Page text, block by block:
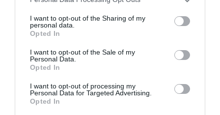
I want to opt-out of the Sharing of my
personal data.
Opted In
I want to opt-out of the Sale of my
Personal Data.
Opted In
I want to opt-out of processing my
Personal Data for Targeted Advertising.
Opted In
Εθνική Λυρική
Σκηνή: Ανακοίνωση
ακρόασης για την
κάλυψη θέσης
μουσικού στα
Βιολοντσέλα
Αρχαιολογικό
Αυγουστιάτικης
Πανσελήνου